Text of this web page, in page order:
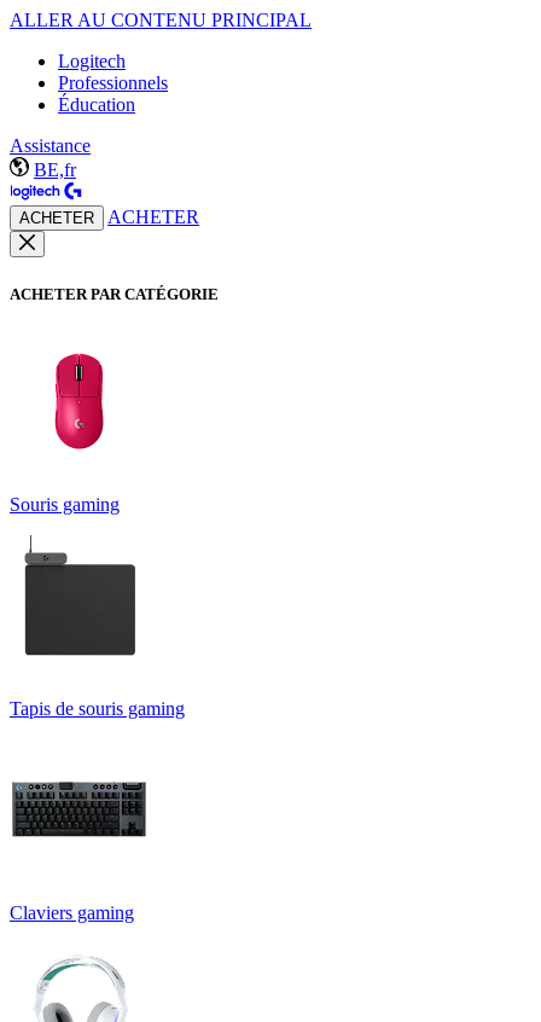
ALLER AU CONTENU PRINCIPAL
Logitech
Professionnels
Éducation
Assistance
BE,fr
ACHETER ACHETER
ACHETER PAR CATÉGORIE
Souris gaming
Tapis de souris gaming
Claviers gaming